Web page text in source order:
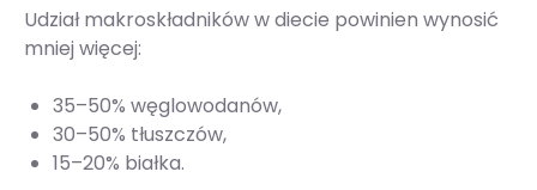
Udział makroskładników w diecie powinien wynosić
mniej więcej:
35–50% węglowodanów,
30–50% tłuszczów,
15–20% białka.